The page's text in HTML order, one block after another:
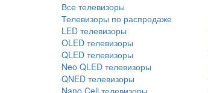
Все телевизоры
Телевизоры по распродаже
LED телевизоры
OLED телевизоры
QLED телевизоры
Neo QLED телевизоры
QNED телевизоры
Nano Cell телевизоры